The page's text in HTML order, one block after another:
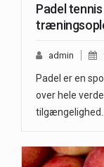
Padel
admin
Padel er en
over hele
tilgængelighed.…